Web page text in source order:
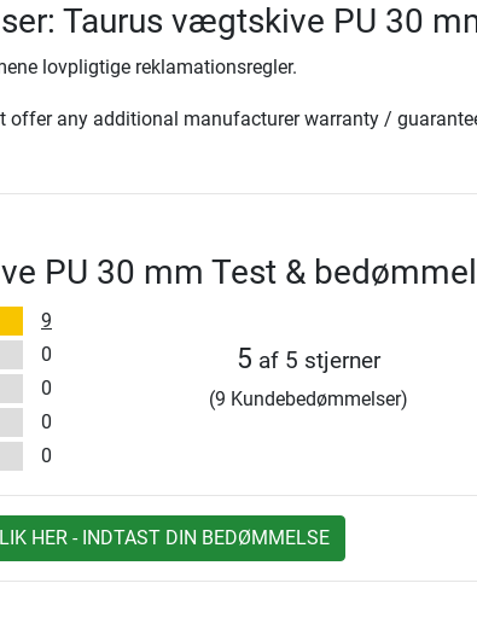
Taurus vægtskive PU 30
lovpligtige reklamationsregler.
offer any additional manufacturer warranty /
PU 30 mm Test &
9
0
0
0
0
5 af 5 stjerner
(9 Kundebedømmelser)
HER - INDTAST DIN BEDØMMELSE